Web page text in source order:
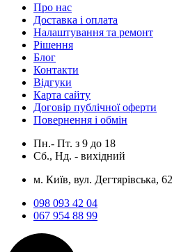
Про нас
Доставка і оплата
Налаштування та ремонт
Рішення
Блог
Контакти
Відгуки
Карта сайту
Договір публічної оферти
Повернення і обмін
Пн.- Пт. з 9 до 18
Сб., Нд. - вихідний
м. Київ, вул. Дегтярівська,
098 093 42 04
067 954 88 99